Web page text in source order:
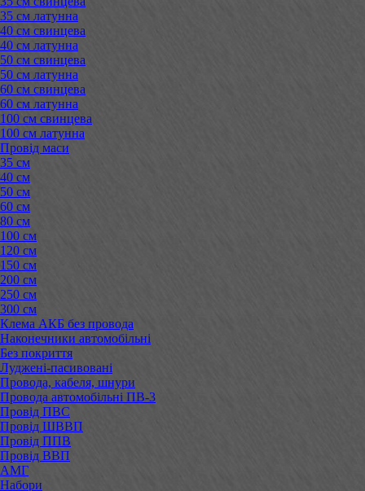
35 см латунна
40 см свинцева
40 см латунна
50 см свинцева
50 см латунна
60 см свинцева
60 см латунна
100 см свинцева
100 см латунна
Провід маси
35 см
40 см
50 см
60 см
80 см
100 см
120 см
150 см
200 см
250 см
300 см
Клема АКБ без провода
Наконечники автомобільні
Без покриття
Луджені-пасивовані
Провода, кабеля, шнури
Провода автомобільні ПВ-3
Провід ПВС
Провід ШВВП
Провід ППВ
Провід ВВП
АМГ
Набори